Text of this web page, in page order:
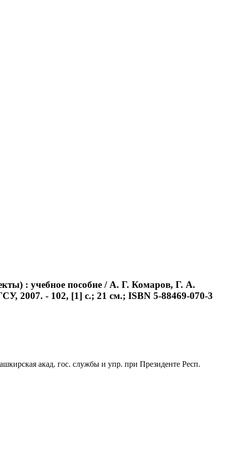
: учебное пособие / А. Г. Комаров, Г. А.
2007. - 102, [1] с.; 21 см.; ISBN 5-88469-070-3
акад. гос. службы и упр. при Президенте Респ.